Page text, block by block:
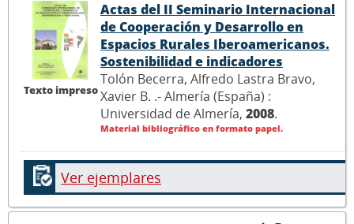
Texto impreso
Actas del II Seminario Internacional
de Cooperación y Desarrollo en
Espacios Rurales Iberoamericanos.
Sostenibilidad e indicadores
Tolón Becerra, Alfredo Lastra Bravo,
Xavier B. .- Almería (España) :
Universidad de Almería, 2008.
Material bibliográfico en formato papel.
Ver ejemplares